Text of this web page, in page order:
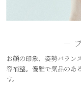
お顔の印象、姿勢バラン
容補整。優雅で気品のあ
す。